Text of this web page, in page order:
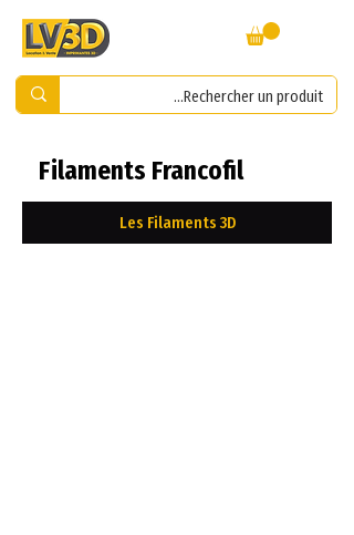
Filaments Francofil
Les Filaments 3D